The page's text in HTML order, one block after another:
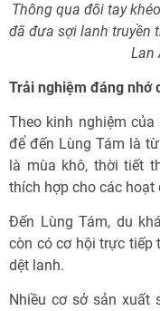
Thông qua đôi tay
đã đưa sợi lanh truyền
Lan
Trải nghiệm đáng nhớ
Theo kinh nghiệm
để đến Lùng Tám là
là mùa khô, thời tiết
thích hợp cho các hoạt
Đến Lùng Tám, du
còn có cơ hội trực tiếp
dệt lanh.
Nhiều cơ sở sản xuất